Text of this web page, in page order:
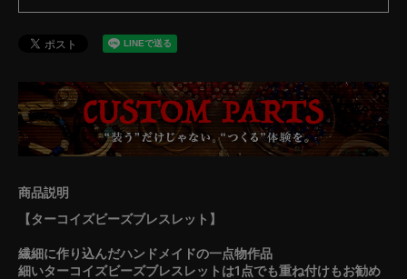
【ターコイズビーズブレスレット】
繊細に作り込んだハンドメイドの一点物作品
細いターコイズビーズブレスレットは1点でも重ね付けもお勧め